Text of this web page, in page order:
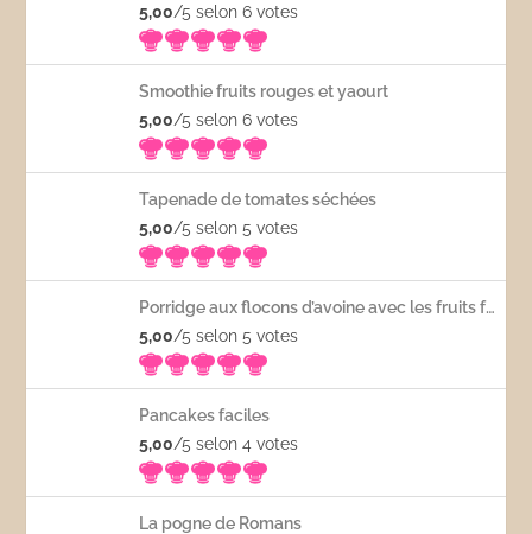
5,00/5 selon 6votes
Smoothie fruits rouges et yaourt
5,00/5 selon 6votes
Tapenade de tomates séchées
5,00/5 selon 5votes
Porridge aux flocons d’avoine avec les fruits frais
5,00/5 selon 5votes
Pancakes faciles
5,00/5 selon 4votes
La pogne de Romans